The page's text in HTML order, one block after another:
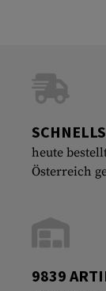
heute
Österreich
9839